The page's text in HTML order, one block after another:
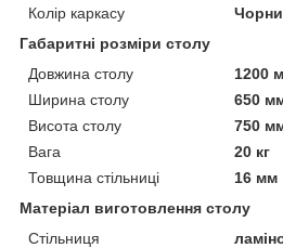
Колір каркасу
Габаритні розміри столу
Довжина столу
1200
Ширина столу
650
Висота столу
750
Вага
20 кг
Товщина стільниці
16 мм
Матеріал виготовлення столу
Стільниця